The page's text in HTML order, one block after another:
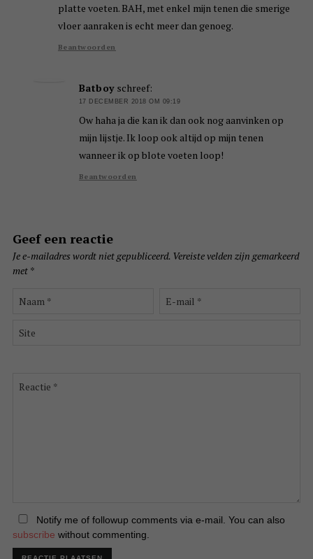
platte voeten. BAH, met enkel mijn tenen die smerige
vloer aanraken is echt meer dan genoeg.
Beantwoorden
Batboy schreef:
17 DECEMBER 2018 OM 09:19
Ow haha ja die kan ik dan ook nog aanvinken op
mijn lijstje. Ik loop ook altijd op mijn tenen
wanneer ik op blote voeten loop!
Beantwoorden
Geef een reactie
Je e-mailadres wordt niet gepubliceerd. Vereiste velden zijn gemarkeerd
met *
Notify me of followup comments via e-mail. You can also
subscribe without commenting.